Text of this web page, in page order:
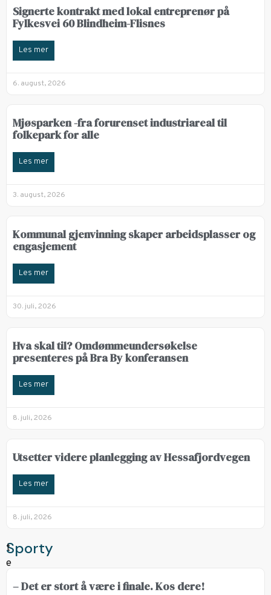
Signerte kontrakt med lokal entreprenør på
Fylkesvei 60 Blindheim-Flisnes
Les mer
6. august, 2026
Mjøsparken -fra forurenset industriareal til
folkepark for alle
Les mer
3. august, 2026
Kommunal gjenvinning skaper arbeidsplasser og
engasjement
Les mer
30. juli, 2026
Hva skal til? Omdømmeundersøkelse
presenteres på Bra By konferansen
Les mer
8. juli, 2026
Utsetter videre planlegging av Hessafjordvegen
Les mer
8. juli, 2026
Sporty
– Det er stort å være i finale. Kos dere!